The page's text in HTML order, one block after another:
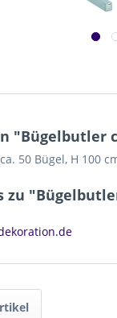
"Bügelbutler
50 Bügel, H 100
zu